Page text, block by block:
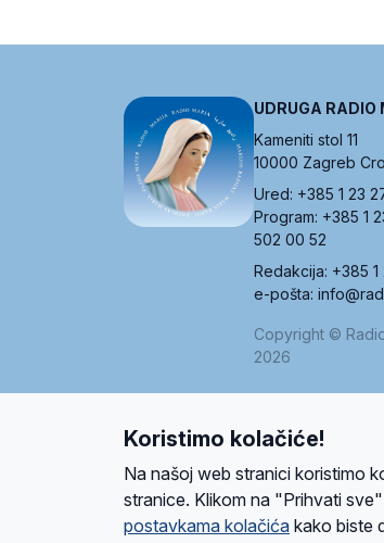
UDRUGA RADIO
Kameniti stol 11
10000 Zagreb
Ured: +385 1 23
Program: +385 1
502 00 52
Redakcija: +385
e-pošta:
Copyright ©
2026
Ova stranica je zaštićena
Koristimo kolačiće!
Na našoj web stranici koristimo
stranice. Klikom na "Prihvati
postavkama kolačića kako biste